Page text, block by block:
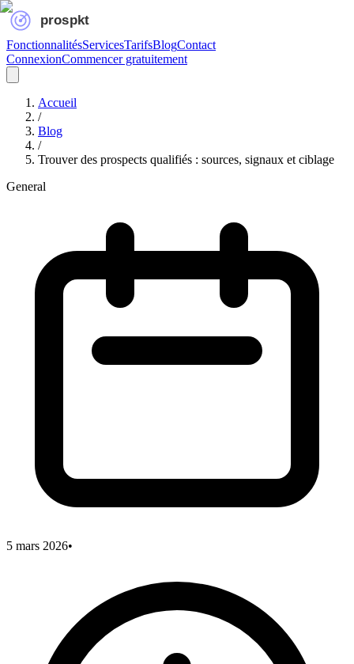
FonctionnalitésServicesTarifsBlogContact
ConnexionCommencer gratuitement
Accueil
/
Blog
/
Trouver des prospects qualifiés : sources, signaux et ciblage
General
5 mars 2026•